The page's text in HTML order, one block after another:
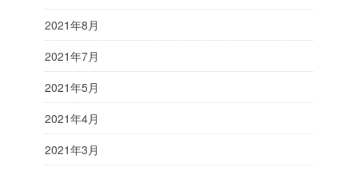
2021年8月
2021年7月
2021年5月
2021年4月
2021年3月